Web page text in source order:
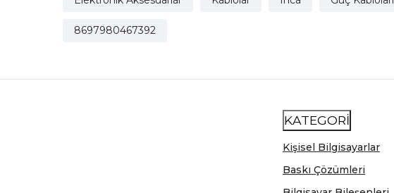
8697980467392
KATEGORİ
Kişisel Bilgisayarlar
Baskı Çözümleri